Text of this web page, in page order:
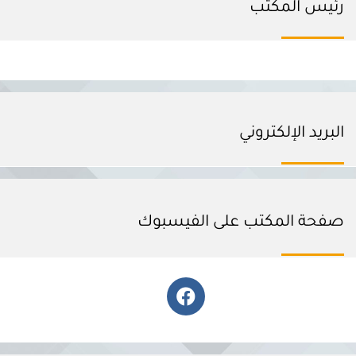
رئيس المكتب
البريد الإلكتروني
صفحة المكتب على الفيسبوك